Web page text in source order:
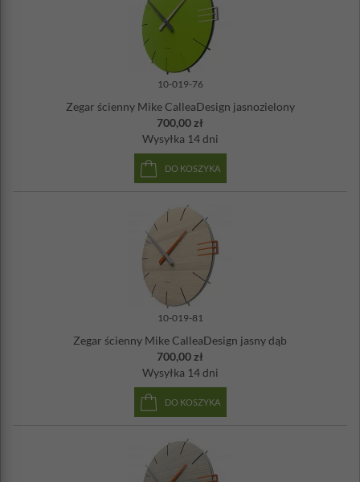
10-019-76
Zegar ścienny Mike CalleaDesign jasnozielony
700,00 zł
Wysyłka 14 dni
DO KOSZYKA
10-019-81
Zegar ścienny Mike CalleaDesign jasny dąb
700,00 zł
Wysyłka 14 dni
DO KOSZYKA